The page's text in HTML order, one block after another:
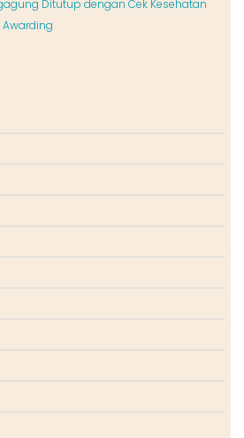
Ditutup dengan Cek Kesehatan
Awarding